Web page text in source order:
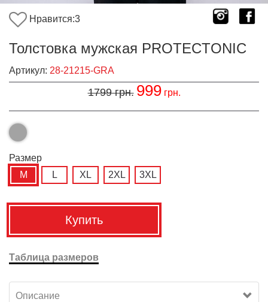
Нравится:3
Толстовка мужская PROTECTONIC
Артикул: 28-21215-GRA
1799грн. 999грн.
Размер
M
L XL 2XL 3XL
Купить
Таблица размеров
Описание